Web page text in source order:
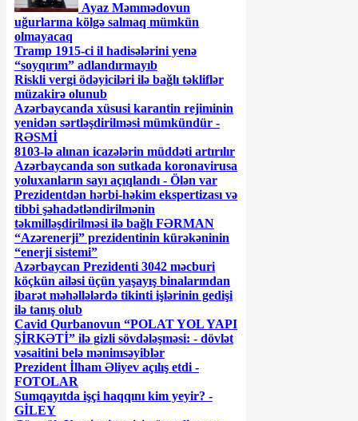
Ayaz Məmmədovun
uğurlarına kölgə salmaq mümkün
olmayacaq
Tramp 1915-ci il hadisələrini yenə
“soyqırım” adlandırmayıb
Riskli vergi ödəyiciləri ilə bağlı təkliflər
müzakirə olunub
Azərbaycanda xüsusi karantin rejiminin
yenidən sərtləşdirilməsi mümkündür -
RƏSMİ
8103-lə alınan icazələrin müddəti artırılır
Azərbaycanda son sutkada koronavirusa
yoluxanların sayı açıqlandı - Ölən var
Prezidentdən hərbi-həkim ekspertizası və
tibbi şəhadətləndirilmənin
təkmilləşdirilməsi ilə bağlı FƏRMAN
“Azərenerji” prezidentinin kürəkəninin
“enerji sistemi”
Azərbaycan Prezidenti 3042 məcburi
köçkün ailəsi üçün yaşayış binalarından
ibarət məhəllələrdə tikinti işlərinin gedişi
ilə tanış olub
Cavid Qurbanovun “POLAT YOL YAPI
ŞİRKƏTİ” ilə gizli sövdələşməsi: - dövlət
vəsaitini belə mənimsəyiblər
Prezident İlham Əliyev açılış etdi -
FOTOLAR
Sumqayıtda işçi haqqını kim yeyir? -
GİLEY